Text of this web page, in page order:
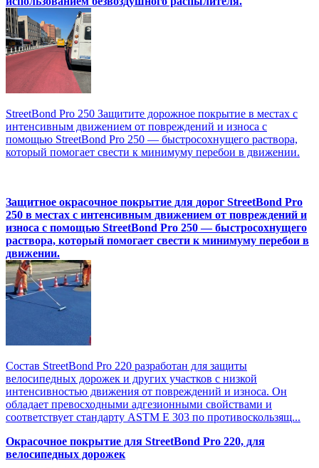
StreetBond Pro 250 Защитите дорожное покрытие в местах с
интенсивным движением от повреждений и износа с
помощью StreetBond Pro 250 — быстросохнущего раствора,
который помогает свести к минимуму перебои в движении.
Защитное окрасочное покрытие для дорог StreetBond Pro
250 в местах с интенсивным движением от повреждений и
износа с помощью StreetBond Pro 250 — быстросохнущего
раствора, который помогает свести к минимуму перебои в
движении.
Состав StreetBond Pro 220 разработан для защиты
велосипедных дорожек и других участков с низкой
интенсивностью движения от повреждений и износа. Он
обладает превосходными адгезионными свойствами и
соответствует стандарту ASTM E 303 по противоскользящ...
Окрасочное покрытие для StreetBond Pro 220, для
велосипедных дорожек